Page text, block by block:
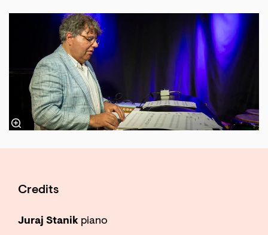
Credits
Juraj Stanik piano